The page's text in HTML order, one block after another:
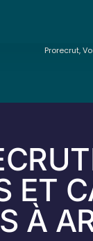
Prorecrut,
ET
À